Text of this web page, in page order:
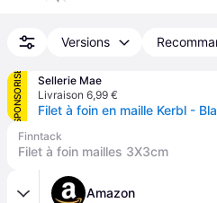
Versions
SPONSORISÉ
Sellerie Mae
Livraison 6,99 €
Filet à foin en maille Kerbl -
Finntack
Filet à foin mailles 3X3cm
Amazon